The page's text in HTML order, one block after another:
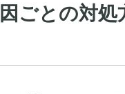
ごとの対処